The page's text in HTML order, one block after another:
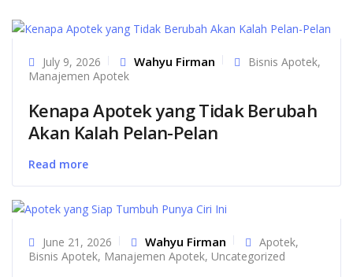
July 9, 2026 Wahyu Firman Bisnis Apotek,
Manajemen Apotek
Kenapa Apotek yang Tidak Berubah
Akan Kalah Pelan-Pelan
Read more
June 21, 2026 Wahyu Firman Apotek,
Bisnis Apotek, Manajemen Apotek, Uncategorized